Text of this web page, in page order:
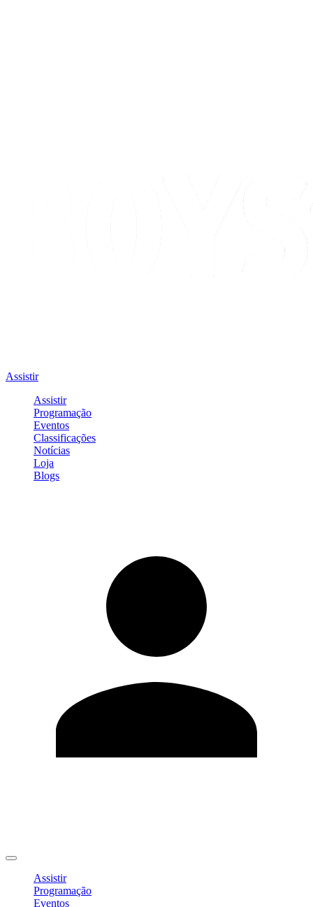
Assistir
Assistir
Programação
Eventos
Classificações
Notícias
Loja
Blogs
Assistir
Programação
Eventos